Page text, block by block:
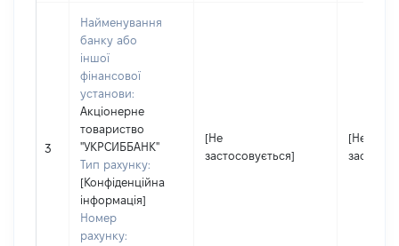
3
Найменування
банку або
іншої
фінансової
установи:
Акціонерне
товариство
"УКРСИББАНК"
Тип рахунку:
[Конфіденційна
інформація]
Номер
рахунку:
[Не
застосовується]
[Не